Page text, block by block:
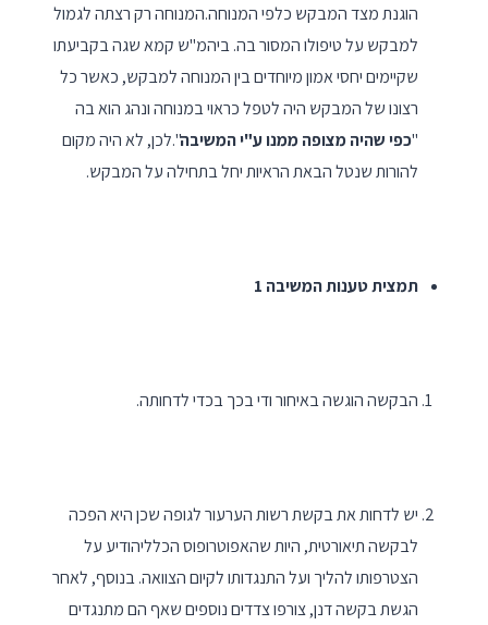
הוגנת מצד המבקש כלפי המנוחה.המנוחה רק רצתה לגמול
למבקש על טיפולו המסור בה. ביהמ"ש קמא שגה בקביעתו
שקיימים יחסי אמון מיוחדים בין המנוחה למבקש, כאשר כל
רצונו של המבקש היה לטפל כראוי במנוחה ונהג הוא בה
"כפי שהיה מצופה ממנו ע"י המשיבה".לכן, לא היה מקום
להורות שנטל הבאת הראיות יחל בתחילה על המבקש.
תמצית טענות המשיבה 1
הבקשה הוגשה באיחור ודי בכך בכדי לדחותה.
יש לדחות את בקשת רשות הערעור לגופה שכן היא הפכה
לבקשה תיאורטית, היות שהאפוטרופוס הכלליהודיע על
הצטרפותו להליך ועל התנגדותו לקיום הצוואה. בנוסף, לאחר
הגשת בקשה דנן, צורפו צדדים נוספים שאף הם מתנגדים